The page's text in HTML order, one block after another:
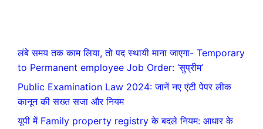
लंबे समय तक काम लिया, तो पद स्थायी माना जाएगा- Temporary
to Permanent employee Job Order: ‘सुप्रीम’
Public Examination Law 2024: जानें नए एंटी पेपर लीक
कानून की सख्त सजा और नियम
यूपी में Family property registry के बदले नियम: आधार के